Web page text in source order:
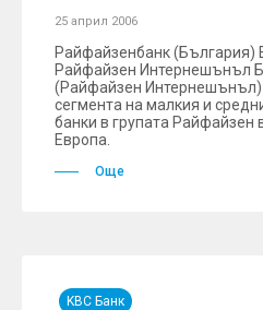
25 април 2006
Райфайзенбанк (България)
Райфайзен Интернешънъл
(Райфайзен Интернешънъл)
сегмента на малкия и
банки в групата Райфайзен
Европа.
Още
KBC Банк